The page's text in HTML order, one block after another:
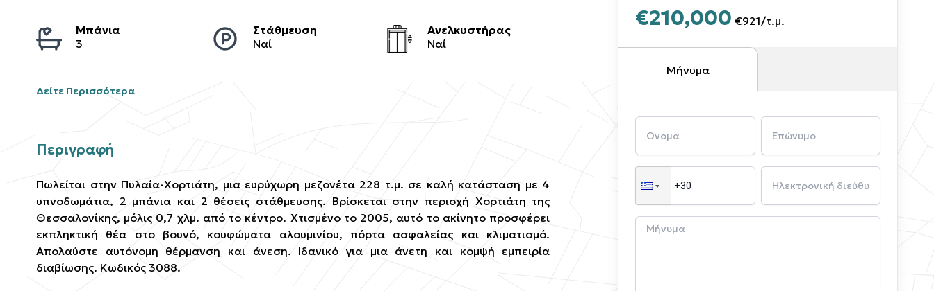
Μπάνια
3
Στάθμευση
Ναί
Ανελκυστήρας
Ναί
Δείτε Περισσότερα
Περιγραφή
Πωλείται στην Πυλαία-Χορτιάτη, μια ευρύχωρη μεζονέτα 228 τ.μ. σε καλή κατάσταση με 4
υπνοδωμάτια, 2 μπάνια και 2 θέσεις στάθμευσης. Βρίσκεται στην περιοχή Χορτιάτη της
Θεσσαλονίκης, μόλις 0,7 χλμ. από το κέντρο. Χτισμένο το 2005, αυτό το ακίνητο προσφέρει
εκπληκτική θέα στο βουνό, κουφώματα αλουμινίου, πόρτα ασφαλείας και κλιματισμό.
Απολαύστε αυτόνομη θέρμανση και άνεση. Ιδανικό για μια άνετη και κομψή εμπειρία
διαβίωσης. Κωδικός 3088.
€210,000 €921/τ.μ.
Μήνυμα